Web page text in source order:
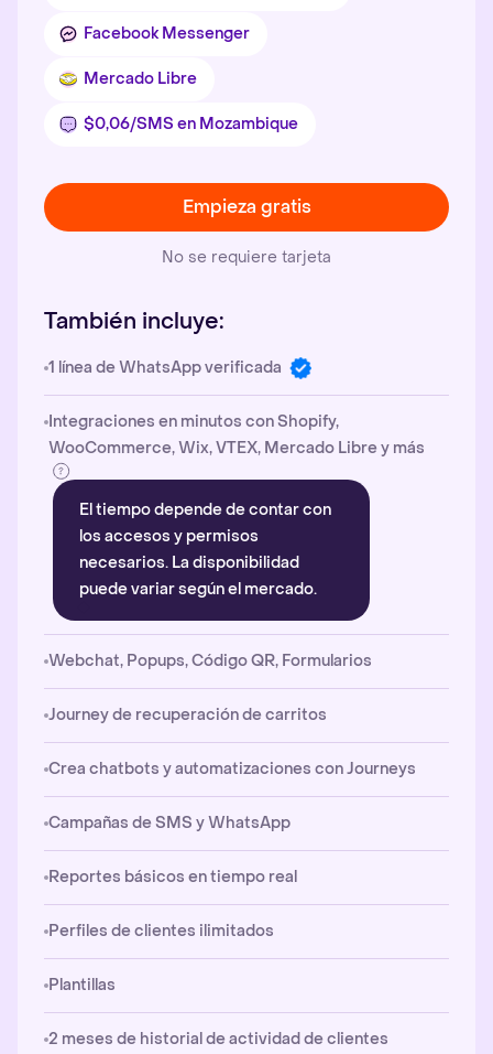
Facebook Messenger
Mercado Libre
$0,06/SMS en Mozambique
Empieza gratis
No se requiere tarjeta
También incluye:
1 línea de WhatsApp verificada
Integraciones en minutos con Shopify,
WooCommerce, Wix, VTEX, Mercado Libre y más
El tiempo depende de contar con
los accesos y permisos
necesarios. La disponibilidad
puede variar según el mercado.
Webchat, Popups, Código QR, Formularios
Journey de recuperación de carritos
Crea chatbots y automatizaciones con Journeys
Campañas de SMS y WhatsApp
Reportes básicos en tiempo real
Perfiles de clientes ilimitados
Plantillas
2 meses de historial de actividad de clientes